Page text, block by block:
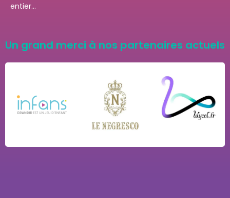
entier…
Un grand merci à nos partenaires actuels